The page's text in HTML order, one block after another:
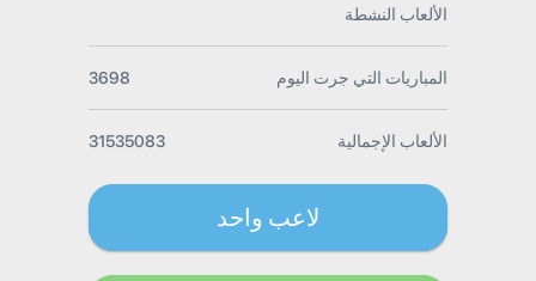
الألعاب النشطة
المباريات التي جرت اليوم 3698
الألعاب الإجمالية 31535083
لاعب واحد